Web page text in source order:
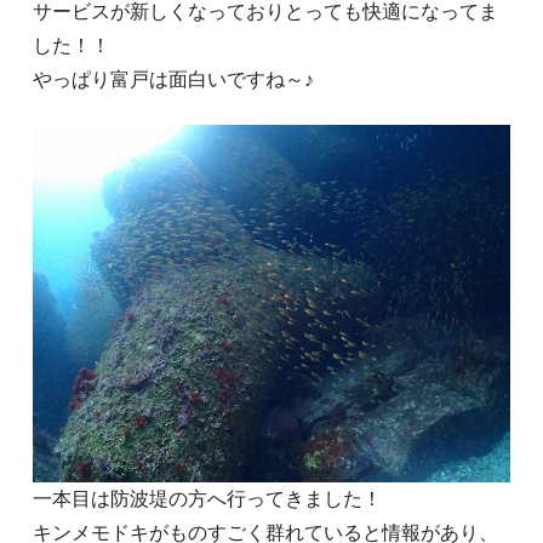
サービスが新しくなっておりとっても快適になってま
した！！
やっぱり富戸は面白いですね～♪
一本目は防波堤の方へ行ってきました！
キンメモドキがものすごく群れていると情報があり、